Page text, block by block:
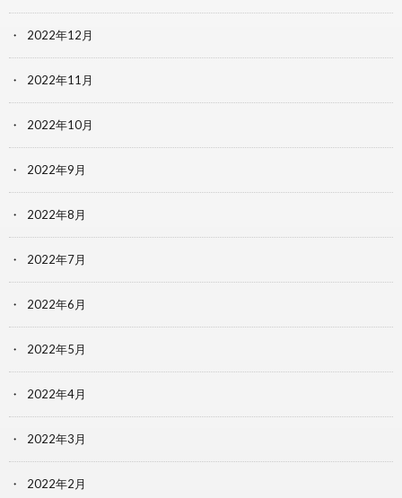
2022年12月
2022年11月
2022年10月
2022年9月
2022年8月
2022年7月
2022年6月
2022年5月
2022年4月
2022年3月
2022年2月